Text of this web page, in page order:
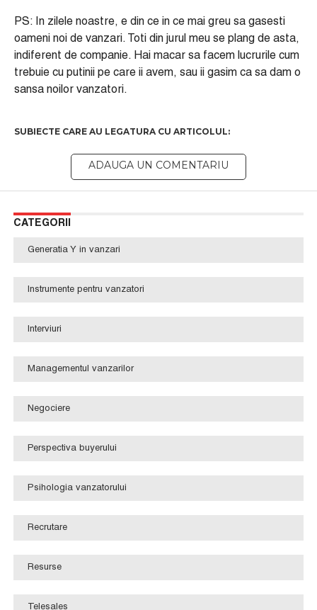
PS: In zilele noastre, e din ce in ce mai greu sa gasesti
oameni noi de vanzari. Toti din jurul meu se plang de asta,
indiferent de companie. Hai macar sa facem lucrurile cum
trebuie cu putinii pe care ii avem, sau ii gasim ca sa dam o
sansa noilor vanzatori.
CATEGORII
Generatia Y in vanzari
Instrumente pentru vanzatori
Interviuri
Managementul vanzarilor
Negociere
Perspectiva buyerului
Psihologia vanzatorului
Recrutare
Resurse
Telesales